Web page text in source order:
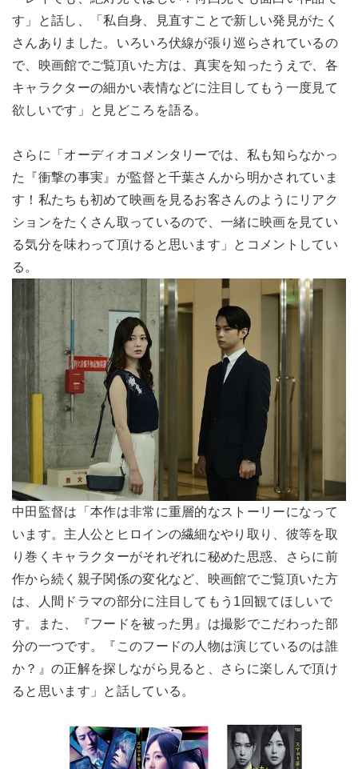
す」と話し、「私自身、見直すことで新しい発見がたく
さんありました。いろいろ伏線が張り巡らされているの
で、映画館でご覧頂いた方は、真実を知ったうえで、各
キャラクターの細かい表情などに注目してもう一度見て
欲しいです」と見どころを語る。
さらに「オーディオコメンタリーでは、私も知らなかっ
た『衝撃の事実』が監督と千葉さんから明かされていま
す！私たちも初めて映画を見るお客さんのようにリアク
ションをたくさん取っているので、一緒に映画を見てい
る気分を味わって頂けると思います」とコメントしてい
る。
中田監督は「本作は非常に重層的なストーリーになって
います。主人公とヒロインの繊細なやり取り、彼等を取
り巻くキャラクターがそれぞれに秘めた思惑、さらに前
作から続く親子関係の変化など、映画館でご覧頂いた方
は、人間ドラマの部分に注目してもう1回観てほしいで
す。また、『フードを被った男』は撮影でこだわった部
分の一つです。『このフードの人物は演じているのは誰
か？』の正解を探しながら見ると、さらに楽しんで頂け
ると思います」と話している。